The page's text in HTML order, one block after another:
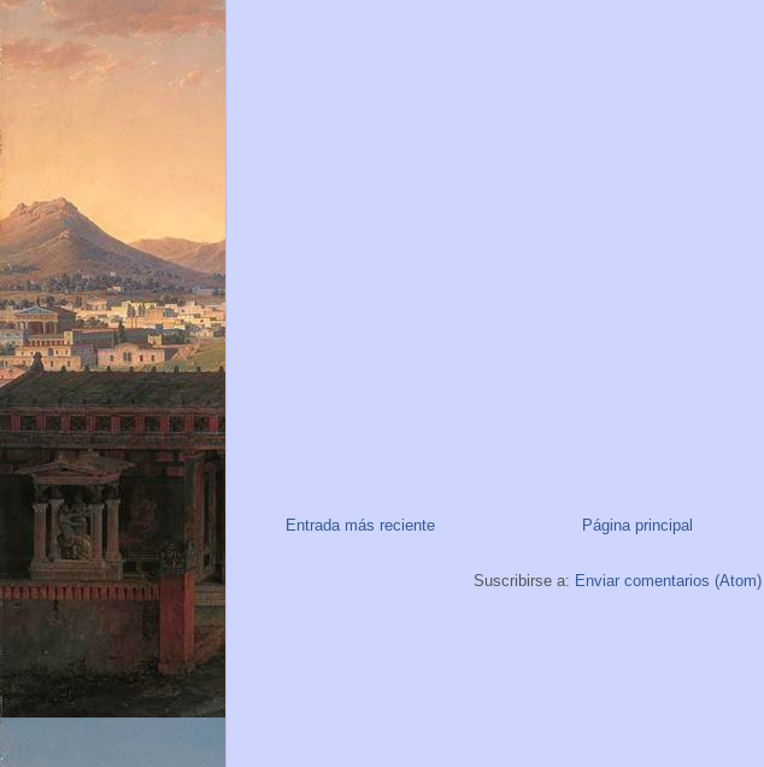
Entrada más reciente Página principal
Suscribirse a: Enviar comentarios (Atom)